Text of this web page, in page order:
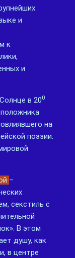
и
к
и
в 200
на
поэзии.
–
секстиль с
В этом
душу, как
в центре